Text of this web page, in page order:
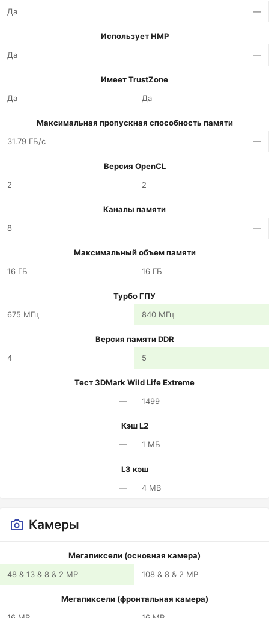
Да
—
Использует HMP
Да
—
Имеет TrustZone
Да
Да
Максимальная пропускная способность памяти
31.79 ГБ/с
—
Версия OpenCL
2
2
Каналы памяти
8
—
Максимальный объем памяти
16 ГБ
16 ГБ
Турбо ГПУ
675 МГц
840 МГц
Версия памяти DDR
4
5
Тест 3DMark Wild Life Extreme
—
1499
Кэш L2
—
1 МБ
L3 кэш
—
4 MB
Камеры
Мегапиксели (основная камера)
48 & 13 & 8 & 2 MP
108 & 8 & 2 MP
Мегапиксели (фронтальная камера)